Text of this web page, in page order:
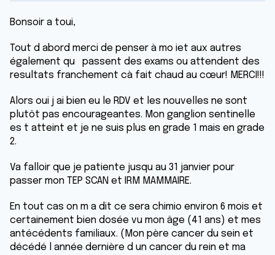
Bonsoir a toui,
Tout d abord merci de penser à mo iet aux autres
également qu passent des exams ou attendent des
resultats franchement cà fait chaud au cœur! MERCI!!!
Alors oui j ai bien eu le RDV et les nouvelles ne sont
plutôt pas encourageantes. Mon ganglion sentinelle
es t atteint et je ne suis plus en grade 1 mais en grade
2.
Va falloir que je patiente jusqu au 31 janvier pour
passer mon TEP SCAN et IRM MAMMAIRE.
En tout cas on m a dit ce sera chimio environ 6 mois et
certainement bien dosée vu mon âge (41 ans) et mes
antécédents familiaux. (Mon père cancer du sein et
décédé l année dernière d un cancer du rein et ma